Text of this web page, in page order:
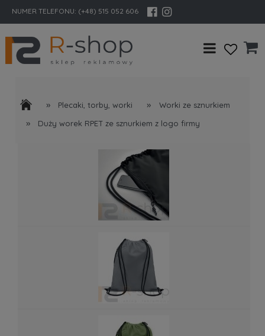
NUMER TELEFONU: (+48) 515 052 606
» Plecaki, torby, worki » Worki ze sznurkiem
» Duży worek RPET ze sznurkiem z logo firmy